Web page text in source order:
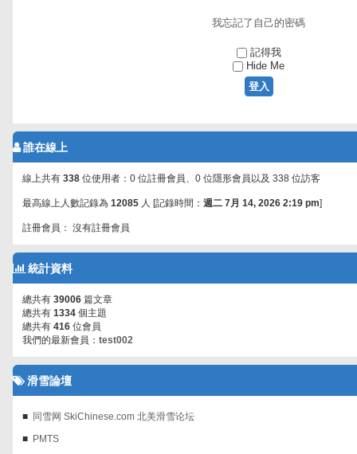
我忘記了自己的密碼
記得我
Hide Me
誰在線上
線上共有 338 位使用者：0 位註冊會員、0 位隱形會員以及 338 位訪客
最高線上人數記錄為 12085 人 [記錄時間： 週二 7月 14, 2026 2:19 pm]
註冊會員： 沒有註冊會員
統計資料
總共有 39006 篇文章
總共有 1334 個主題
總共有 416 位會員
我們的最新會員： test002
滑雪論壇
同雪网 SkiChinese.com 北美滑雪论坛
PMTS